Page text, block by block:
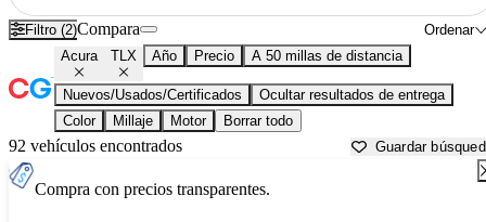
Filtro (2) Ordenar
Compara
Acura TLX Año Precio A 50 millas de distancia
Nuevos/Usados/Certificados
Ocultar resultados de entrega
Color
Millaje Motor Borrar todo
92 vehículos encontrados Guardar
Compra con precios transparentes.